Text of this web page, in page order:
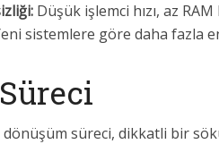
Düşük işlemci hızı, az
sistemlere göre daha fazla
süreci, dikkatli bir